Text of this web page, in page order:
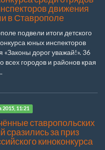
движения
в Ставрополе
подвели итоги детского
юных инспекторов
«Законы дорог уважай!». 36
всех городов и районов края
2015, 11:21
ставропольских
сразились за приз
киноконкурса